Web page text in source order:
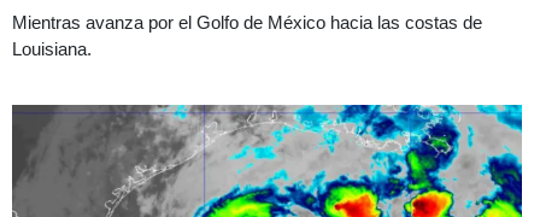
Mientras avanza por el Golfo de México hacia las costas de
Louisiana.